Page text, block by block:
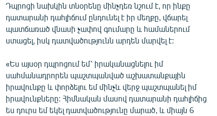
Դպրոցի նախկին տնօրենը մինչդեռ նշում է, որ ինքը
դատարանի դահլիճում ընդունել է իր մեղքը, վճարել
պատճառած վնասի չափով գումարը և համաներում
ստացել, իսկ դատվածությունն արդեն մարվել է:
«Ես այսօր դպրոցում եմ՝ իրականացնելու իմ
սահմանադրորեն պաշտպանված աշխատանքային
իրավունքը և փորձելու եմ մինչև վերջ պաշտպանել իմ
իրավունքները: Հիմնական մասով դատարանի դահլիճից
ես դուրս եմ եկել դատվածությունը մարած, և միայն 6